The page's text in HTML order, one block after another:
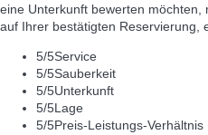
eine Unterkunft bewerten möchten,
auf Ihrer bestätigten Reservierung,
5/5Service
5/5Sauberkeit
5/5Unterkunft
5/5Lage
5/5Preis-Leistungs-Verhältnis